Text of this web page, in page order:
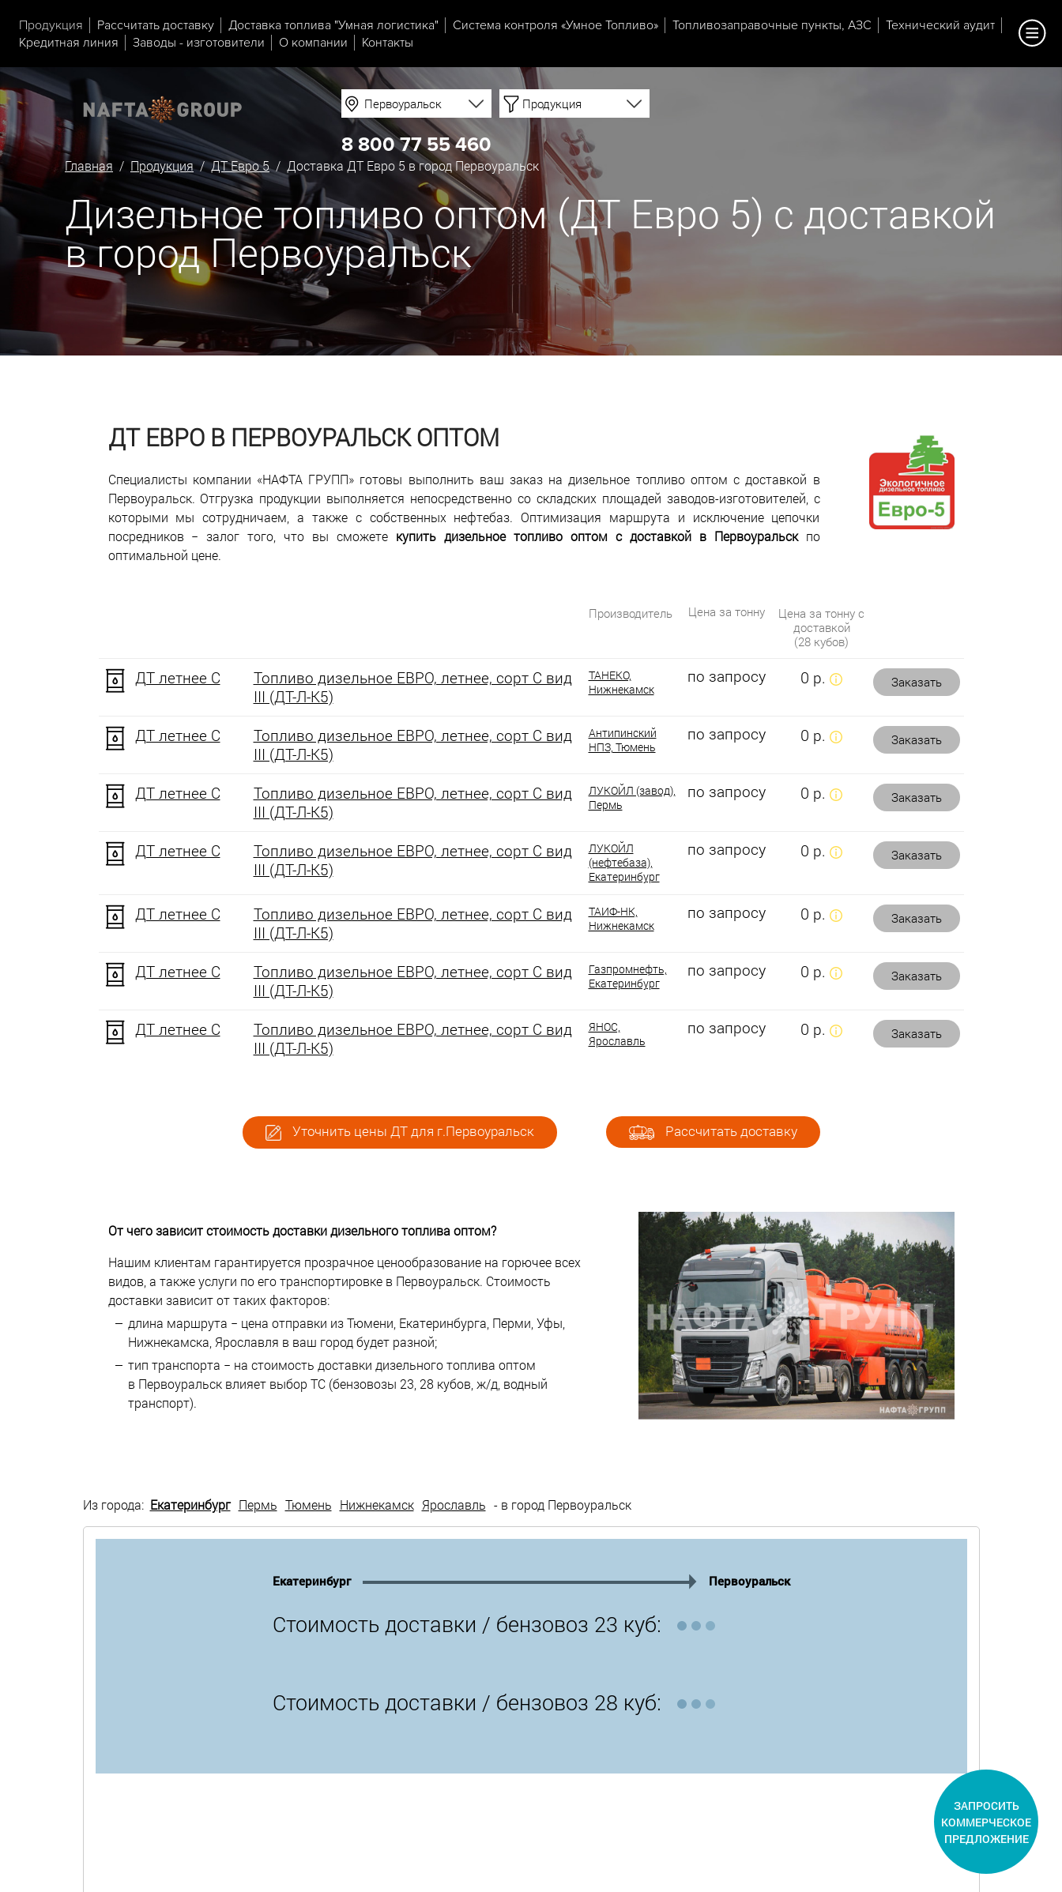
Продукция Рассчитать доставку Доставка топлива "Умная логистика" Система контроля «Умное Топливо» Топливозаправочные пункты, АЗС
Технический аудит
Кредитная линия
Заводы - изготовители О компании Контакты
Первоуральск Продукция
8 800 77 55 460
Главная / Продукция/ДТ Евро 5/ Доставка ДТ Евро 5 в город Первоуральск
Дизельное топливо оптом (ДТ Евро 5) с доставкой
в город Первоуральск
ДТ ЕВРО В ПЕРВОУРАЛЬСК ОПТОМ
Специалисты компании «НАФТА ГРУПП» готовы выполнить ваш заказ на дизельное топливо оптом с доставкой в
Первоуральск. Отгрузка продукции выполняется непосредственно со складских площадей заводов-изготовителей, с
которыми мы сотрудничаем, а также с собственных нефтебаз. Оптимизация маршрута и исключение цепочки
посредников − залог того, что вы сможете купить дизельное топливо оптом с доставкой в Первоуральскпо
оптимальной цене.
Производитель Цена за тонну
Цена за тонну с
доставкой
(28 кубов)
ДТ летнее C
Топливо дизельное ЕВРО, летнее, сорт С вид
III (ДТ-Л-К5)
ТАНЕКО,
Нижнекамск
по запросу 0 р. Заказать
ДТ летнее C
Топливо дизельное ЕВРО, летнее, сорт С вид
III (ДТ-Л-К5)
Антипинский
НПЗ, Тюмень
по запросу 0 р. Заказать
ДТ летнее C
Топливо дизельное ЕВРО, летнее, сорт С вид
III (ДТ-Л-К5)
ЛУКОЙЛ (завод),
Пермь
по запросу 0 р. Заказать
ДТ летнее C
Топливо дизельное ЕВРО, летнее, сорт С вид
III (ДТ-Л-К5)
ЛУКОЙЛ
(нефтебаза),
Екатеринбург
по запросу 0 р. Заказать
ДТ летнее C
Топливо дизельное ЕВРО, летнее, сорт С вид
III (ДТ-Л-К5)
ТАИФ-НК,
Нижнекамск
по запросу 0 р. Заказать
ДТ летнее C
Топливо дизельное ЕВРО, летнее, сорт С вид
III (ДТ-Л-К5)
Газпромнефть,
Екатеринбург
по запросу 0 р. Заказать
ДТ летнее C
Топливо дизельное ЕВРО, летнее, сорт С вид
III (ДТ-Л-К5)
ЯНОС,
Ярославль
по запросу 0 р. Заказать
Уточнить цены ДТ для г.Первоуральск Рассчитать доставку
От чего зависит стоимость доставки дизельного топлива оптом?
Нашим клиентам гарантируется прозрачное ценообразование на горючее всех
видов, а также услуги по его транспортировке в Первоуральск. Стоимость
доставки зависит от таких факторов:
длина маршрута − цена отправки из Тюмени, Екатеринбурга, Перми, Уфы,
Нижнекамска, Ярославля в ваш город будет разной;
тип транспорта − на стоимость доставки дизельного топлива оптом
в Первоуральск влияет выбор ТС (бензовозы 23, 28 кубов, ж/д, водный
транспорт).
Из города: Екатеринбург Пермь Тюмень Нижнекамск Ярославль - в город Первоуральск
Екатеринбург Первоуральск
Стоимость доставки / бензовоз 23 куб:
Стоимость доставки / бензовоз 28 куб:
ЗАПРОСИТЬ
КОММЕРЧЕСКОЕ
ПРЕДЛОЖЕНИЕ